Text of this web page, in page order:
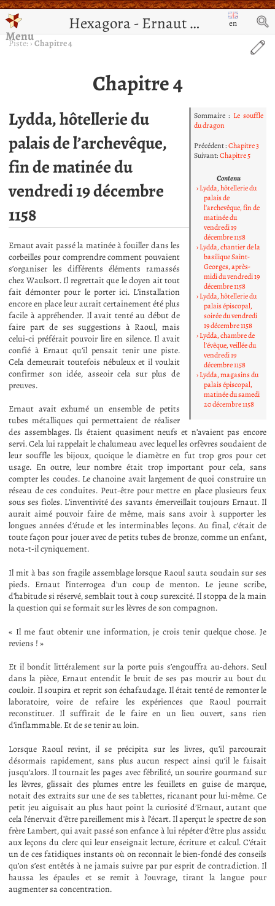
Hexagora - Ernaut de Jérusalem
Menu
en
Piste:›Chapitre 4
Chapitre 4
Sommaire : Le souffle
du dragon
Précédent :Chapitre 3
Suivant:Chapitre 5
Contenu
Lydda, hôtellerie du
palais de
l’archevêque, fin de
matinée du
vendredi 19
décembre 1158
Lydda, chantier de la
basilique Saint-
Georges, après-
midi du vendredi 19
décembre 1158
Lydda, hôtellerie du
palais épiscopal,
soirée du vendredi
19 décembre 1158
Lydda, chambre de
l’évêque, veillée du
vendredi 19
décembre 1158
Lydda, magasins du
palais épiscopal,
matinée du samedi
20 décembre 1158
Lydda, hôtellerie du
palais de l’archevêque,
fin de matinée du
vendredi 19 décembre
1158
Ernaut avait passé la matinée à fouiller dans les
corbeilles pour comprendre comment pouvaient
s’organiser les différents éléments ramassés
chez Waulsort. Il regrettait que le doyen ait tout
fait démonter pour le porter ici. L’installation
encore en place leur aurait certainement été plus
facile à appréhender. Il avait tenté au début de
faire part de ses suggestions à Raoul, mais
celui-ci préférait pouvoir lire en silence. Il avait
confié à Ernaut qu’il pensait tenir une piste.
Cela demeurait toutefois nébuleux et il voulait
confirmer son idée, asseoir cela sur plus de
preuves.
Ernaut avait exhumé un ensemble de petits
tubes métalliques qui permettaient de réaliser
des assemblages. Ils étaient quasiment neufs et n’avaient pas encore
servi. Cela lui rappelait le chalumeau avec lequel les orfèvres soudaient de
leur souffle les bijoux, quoique le diamètre en fut trop gros pour cet
usage. En outre, leur nombre était trop important pour cela, sans
compter les coudes. Le chanoine avait largement de quoi construire un
réseau de ces conduites. Peut-être pour mettre en place plusieurs feux
sous ses fioles. L’inventivité des savants émerveillait toujours Ernaut. Il
aurait aimé pouvoir faire de même, mais sans avoir à supporter les
longues années d’étude et les interminables leçons. Au final, c’était de
toute façon pour jouer avec de petits tubes de bronze, comme un enfant,
nota-t-il cyniquement.
Il mit à bas son fragile assemblage lorsque Raoul sauta soudain sur ses
pieds. Ernaut l’interrogea d’un coup de menton. Le jeune scribe,
d’habitude si réservé, semblait tout à coup surexcité. Il stoppa de la main
la question qui se formait sur les lèvres de son compagnon.
« Il me faut obtenir une information, je crois tenir quelque chose. Je
reviens ! »
Et il bondit littéralement sur la porte puis s’engouffra au-dehors. Seul
dans la pièce, Ernaut entendit le bruit de ses pas mourir au bout du
couloir. Il soupira et reprit son échafaudage. Il était tenté de remonter le
laboratoire, voire de refaire les expériences que Raoul pourrait
reconstituer. Il suffirait de le faire en un lieu ouvert, sans rien
d’inflammable. Et de se tenir au loin.
Lorsque Raoul revint, il se précipita sur les livres, qu’il parcourait
désormais rapidement, sans plus aucun respect ainsi qu’il le faisait
jusqu’alors. Il tournait les pages avec fébrilité, un sourire gourmand sur
les lèvres, glissait des plumes entre les feuillets en guise de marque,
notait des extraits sur une de ses tablettes, ricanant pour lui-même. Ce
petit jeu aiguisait au plus haut point la curiosité d’Ernaut, autant que
cela l’énervait d’être pareillement mis à l’écart. Il aperçut le spectre de son
frère Lambert, qui avait passé son enfance à lui répéter d’être plus assidu
aux leçons du clerc qui leur enseignait lecture, écriture et calcul. C’était
un de ces fatidiques instants où on reconnait le bien-fondé des conseils
qu’on s’est entêtés à ne jamais suivre par pur esprit de contradiction. Il
haussa les épaules et se remit à l’ouvrage, tirant la langue pour
augmenter sa concentration.